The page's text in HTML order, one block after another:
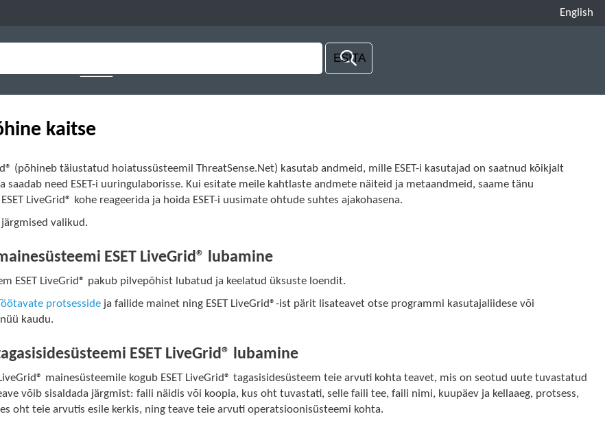
English
kaitse
(põhineb täiustatud hoiatussüsteemil ThreatSense.Net) kasutab andmeid, mille ESET-i kasutajad on saatnud kõikjalt
saadab need ESET-i uuringulaborisse. Kui esitate meile kahtlaste andmete näiteid ja metaandmeid, saame tänu
LiveGrid® kohe reageerida ja hoida ESET-i uusimate ohtude suhtes ajakohasena.
valikud.
ESET LiveGrid® lubamine
ESET LiveGrid® pakub pilvepõhist lubatud ja keelatud üksuste loendit.
protsesside ja failide mainet ning ESET LiveGrid®-ist pärit lisateavet otse programmi kasutajaliidese või
kaudu.
ESET LiveGrid® lubamine
LiveGrid® mainesüsteemile kogub ESET LiveGrid® tagasisidesüsteem teie arvuti kohta teavet, mis on seotud uute tuvastatud
võib sisaldada järgmist: faili näidis või koopia, kus oht tuvastati, selle faili tee, faili nimi, kuupäev ja kellaaeg, protsess,
oht teie arvutis esile kerkis, ning teave teie arvuti operatsioonisüsteemi kohta.